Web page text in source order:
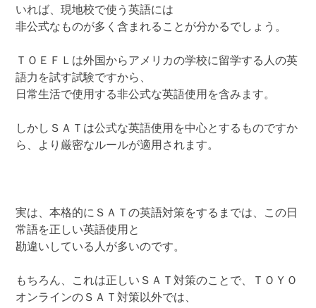
いれば、現地校で使う英語には
非公式なものが多く含まれることが分かるでしょう。
ＴＯＥＦＬは外国からアメリカの学校に留学する人の英
語力を試す試験ですから、
日常生活で使用する非公式な英語使用を含みます。
しかしＳＡＴは公式な英語使用を中心とするものですか
ら、より厳密なルールが適用されます。
実は、本格的にＳＡＴの英語対策をするまでは、この日
常語を正しい英語使用と
勘違いしている人が多いのです。
もちろん、これは正しいＳＡＴ対策のことで、ＴＯＹＯ
オンラインのＳＡＴ対策以外では、